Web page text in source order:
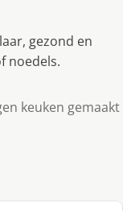
gezond en
noedels.
keuken gemaakt